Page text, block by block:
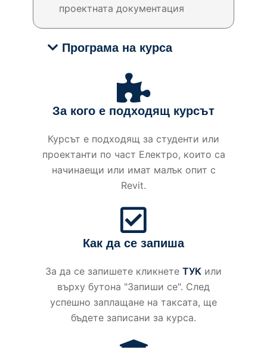
проектната документация
Програма на курса
За кого е подходящ курсът
Курсът е подходящ за студенти или
проектанти по част Електро, които са
начинаещи или имат малък опит с
Revit.
Как да се запиша
За да се запишете кликнете ТУК или
върху бутона "Запиши се". След
успешно заплащане на таксата, ще
бъдете записани за курса.